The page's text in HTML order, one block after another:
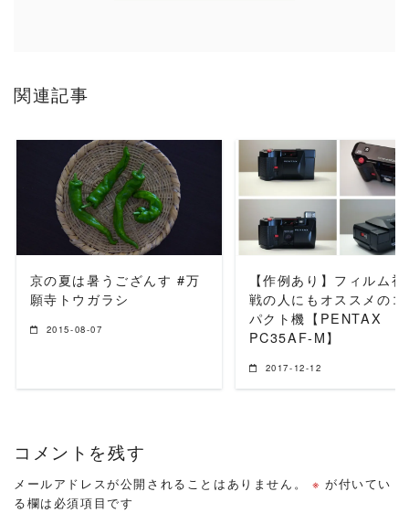
関連記事
READ MORE
京の夏は暑うござんす #万
願寺トウガラシ
2015-08-07
READ MORE
【作例あり】フィルム
戦の人にもオススメのコ
パクト機【PENTAX
PC35AF-M】
2017-12-12
コメントを残す
メールアドレスが公開されることはありません。 ※ が付いてい
る欄は必須項目です